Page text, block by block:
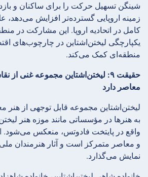
شینگن تسهیل حرکت را برای ساکنان و
زمینه اروپایی گسترده‌تر افزایش
کامل در اتحادیه اروپا. این مشارکت در
یکپارچگی لیختن‌اشتاین در چارچوب‌های
منطقه‌ای کمک می‌کند.
حقیقت ۹: لیختن‌اشتاین مجموعه غنی
معاصر دارد
لیختن‌اشتاین مجموعه قابل توجهی از هنر
به هنرها در مؤسساتی مانند موزه هنر
واقع در پایتخت فادوتس، منعکس می‌شود.
و معاصر متمرکز است و آثار هنرمندان ملی
نمایش می‌گذارد.